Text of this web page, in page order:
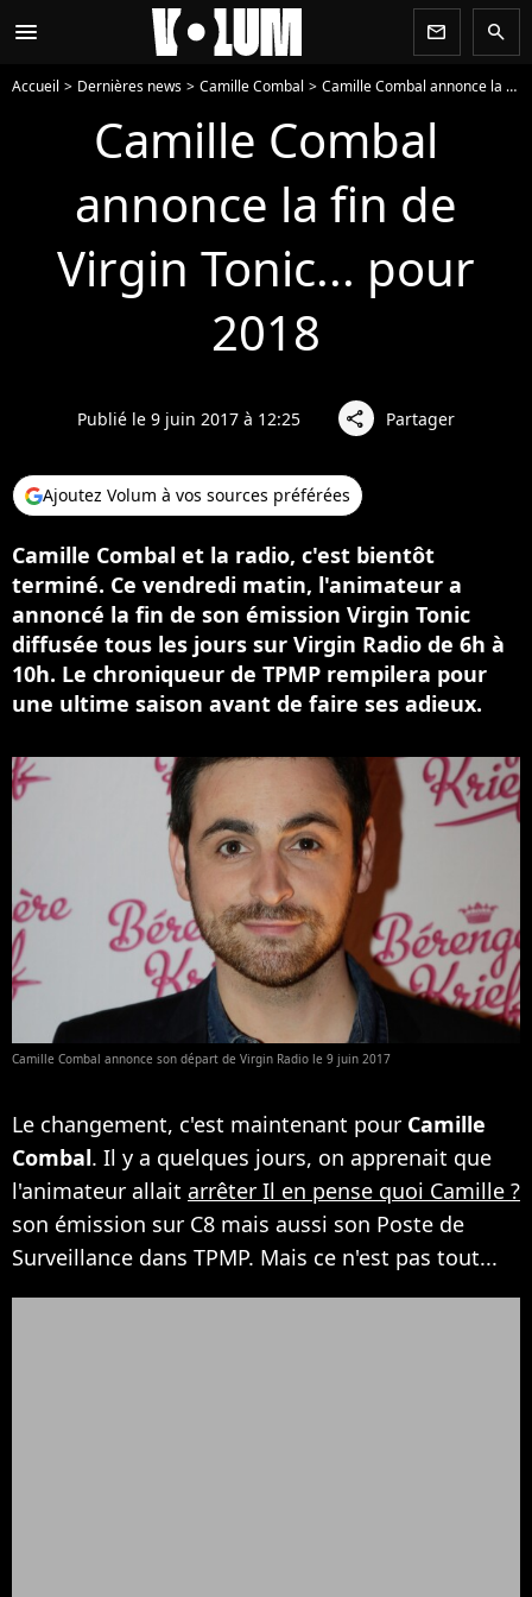
menu newsletter search
Accueil Dernières news Camille Combal Camille Combal annonce la fin de Virgin Tonic... pour 2018
Camille Combal
annonce la fin de
Virgin Tonic... pour
2018
Publié le 9 juin 2017 à 12:25 share Partager
Ajoutez Volum à vos sources préférées
Camille Combal et la radio, c'est bientôt
terminé. Ce vendredi matin, l'animateur a
annoncé la fin de son émission Virgin Tonic
diffusée tous les jours sur Virgin Radio de 6h à
10h. Le chroniqueur de TPMP rempilera pour
une ultime saison avant de faire ses adieux.
Camille Combal annonce son départ de Virgin Radio le 9 juin 2017
Le changement, c'est maintenant pour Camille
Combal. Il y a quelques jours, on apprenait que
l'animateur allait arrêter Il en pense quoi Camille ?
son émission sur C8 mais aussi son Poste de
Surveillance dans TPMP. Mais ce n'est pas tout...